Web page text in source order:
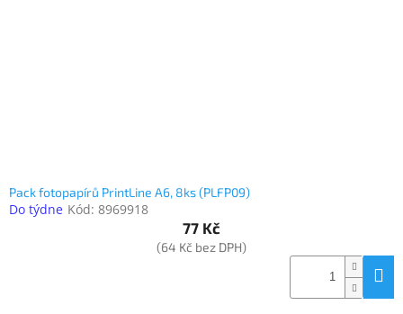
Pack fotopapírů PrintLine A6, 8ks (PLFP09)
Do týdne Kód: 8969918
77 Kč
(64 Kč bez DPH)